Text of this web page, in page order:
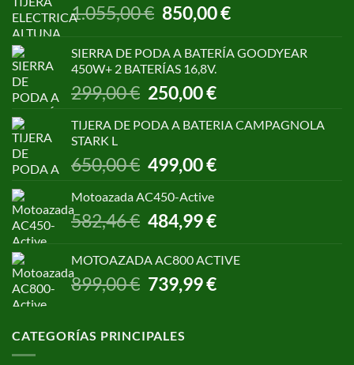
1.055,00€ El
precio
era:
1.055,00 €.
850,00€El
es:
SIERRA DE PODA A BATERÍA GOODYEAR
450W+ 2 BATERÍAS 16,8V.
299,00€ El
precio
original
299,00 €.
250,00€El
actual
250,00 €.
TIJERA DE PODA A BATERIA CAMPAGNOLA
STARK L
650,00€
El
precio
original
650,00 €.
499,00€El
499,00 €.
Motoazada AC450-Active
582,46€
El
precio
era:
582,46 €.
484,99€El
es:
484,99 €.
MOTOAZADA AC800 ACTIVE
899,00€ El
precio
era:
739,99€El
CATEGORÍAS PRINCIPALES